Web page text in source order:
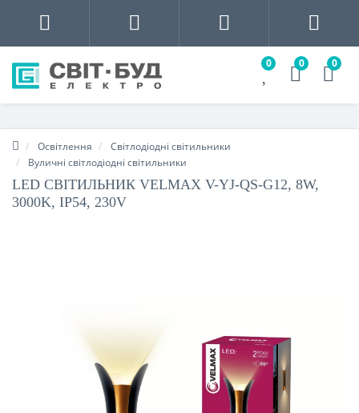
0 0 0
Освітлення
Світлодіодні світильники
Вуличні світлодіодні світильники
LED СВІТИЛЬНИК VELMAX V-YJ-QS-G12, 8W,
3000K, IP54, 230V